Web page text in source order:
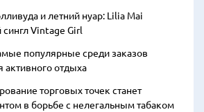
и летний нуар: Lilia Mai
Vintage Girl
популярные среди заказов
активного отдыха
торговых точек станет
в борьбе с нелегальным табаком